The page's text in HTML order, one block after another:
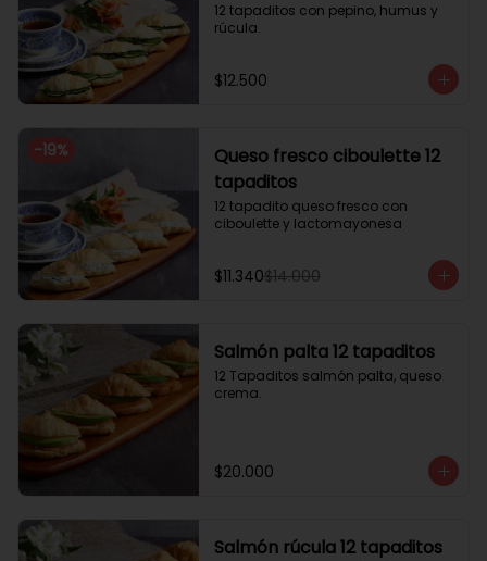
12 tapaditos con pepino, humus y
rúcula.
$12.500
-19%
Queso fresco ciboulette 12
tapaditos
12 tapadito queso fresco con
ciboulette y lactomayonesa
$11.340$14.000
Salmón palta 12 tapaditos
12 Tapaditos salmón palta, queso
crema.
$20.000
Salmón rúcula 12 tapaditos